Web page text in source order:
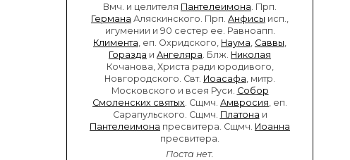
Вмч. и целителя Пантелеимона . Прп.
Германа Аляскинского. Прп. Анфисы исп.,
игумении и 90 сестер ее. Равноапп.
Климента , еп. Охридского, Наума Саввы
Горазда и Ангеляра . Блж. Николая
Кочанова, Христа ради юродивого,
Новгородского. Свт. Иоасафа , митр.
Московского и всея Руси. Собор
Смоленских святых . Сщмч. Амвросия , еп.
Сарапульского. Сщмч. Платона и
Пантелеимона пресвитера. Сщмч. Иоанна
пресвитера.
Поста нет.